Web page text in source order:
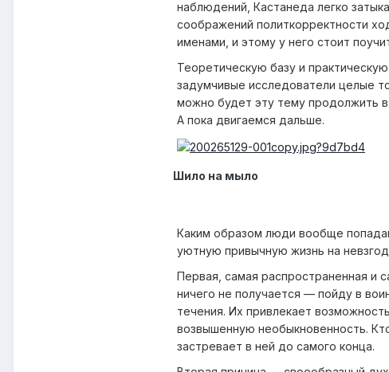
наблюдений, Кастанеда легко
соображений политкорректности
именами, и этому у него стоит
Теоретическую базу и
задумчивые исследователи целые
можно будет эту тему продолжить в
А пока двигаемся дальше.
Шило на мыло
Каким образом люди вообще
уютную привычную жизнь на
Первая, самая распространенная и
ничего не получается — пойду в
течения. Их привлекает
возвышенную необыкновенность.
застревает в ней до самого конца.